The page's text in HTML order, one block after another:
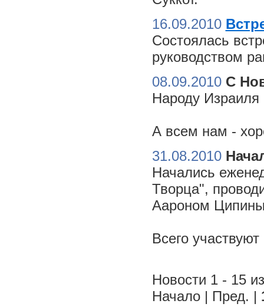
16.09.2010
Состоялась
руководством
08.09.2010 С
Народу Израиля
А всем нам -
31.08.2010
Начались
Творца",
Аароном
Всего
Новости 1 - 15
Начало | Пред. |